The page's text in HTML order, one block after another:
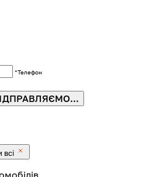
*Телефон
всі